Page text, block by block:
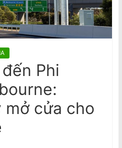
Việt ở Fitzroy North
following death of
woman in Fitzroy North
Phản Đối Tô Lâm Tới Quốc
11/8 @10am Trước Nhà
Liên Bang–Canberra
Phi
mở cửa cho